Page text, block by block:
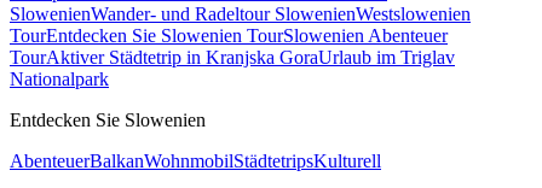
SlowenienWander- und Radeltour SlowenienWestslowenien
TourEntdecken Sie Slowenien TourSlowenien Abenteuer
TourAktiver Städtetrip in Kranjska GoraUrlaub im Triglav
Nationalpark
Entdecken Sie Slowenien
AbenteuerBalkanWohnmobilStädtetripsKulturell